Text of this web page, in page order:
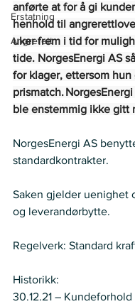
Erstatning
Angrerett
anførte at for å gi
henhold til
uker frem i tid for
tide. NorgesEnergi AS
for klager, ettersom
prismatch.
ble enstemmig ikke gitt
NorgesEnergi AS
standardkontrakter.
Saken gjelder uenighet
og leverandørbytte.
Regelverk: Standard
Historikk:
30.12.21 –